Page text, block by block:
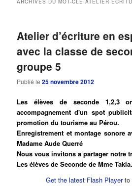
ARCHIVES DU MOT-CLÉATELIER
Atelier d’écriture en
avec la classe de
groupe 5
Publié le25 novembre 2012
Les élèves de seconde 1,2,3
accompagnement d'un spot
promotion du tourisme au Pérou.
Enregistrement et montage sonore
Madame Aude Querré
Nous vous invitons a partager notre
Les élèves de Seconde de Mme Takla.
Get the latest Flash Playerto